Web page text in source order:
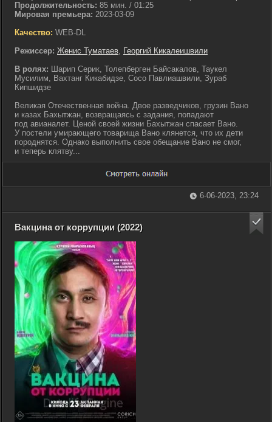
Продолжительность: 85 мин. / 01:25
Мировая премьера: 2023-03-09
Качество: WEB-DL
Режиссер: Женис Туматаев, Георгий Кикалеишвили
В ролях: Шарип Серик, Толепберген Байсакалов, Таукел
Мусилим, Вахтанг Кикабидзе, Сосо Павлиашвили, Зураб
Кипшидзе
Великая Отечественная война. Двое разведчиков, грузин Вано
и казах Бахытжан, возвращаясь с задания, попадают
под авианалет. Ценой своей жизни Бахытжан спасает Вано.
У постели умирающего товарища Вано клянется, что их дети
породнятся. Однако выполнить свое обещание Вано не смог,
и теперь клятву...
6-06-2023, 23:24
Вакцина от коррупции (2022)